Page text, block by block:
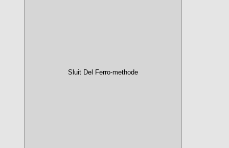
Sluit Del Ferro-methode